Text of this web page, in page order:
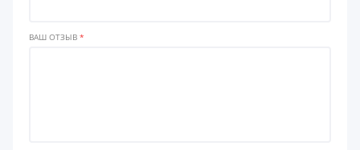
ВАШ ОТЗЫВ *